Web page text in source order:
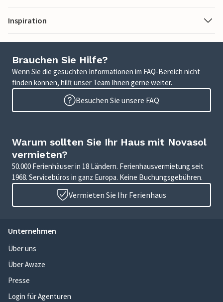
Inspiration
Brauchen Sie Hilfe?
Wenn Sie die gesuchten Informationen im FAQ-Bereich nicht
finden können, hilft unser Team Ihnen gerne weiter.
Besuchen Sie unsere FAQ
Warum sollten Sie Ihr Haus mit Novasol
vermieten?
50.000 Ferienhäuser in 18 Ländern. Ferienhausvermietung seit
1968. Servicebüros in ganz Europa. Keine Buchungsgebühren.
Vermieten Sie Ihr Ferienhaus
Unternehmen
Über uns
Über Awaze
Presse
Login für Agenturen